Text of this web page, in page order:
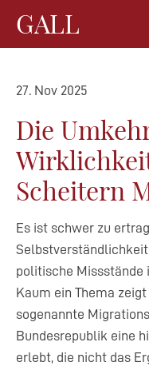
GALL
27. Nov 2025
Die
Scheitern
Es ist schwer zu
politische Missstände
Kaum ein Thema
sogenannte
Bundesrepublik eine
erlebt, die nicht das